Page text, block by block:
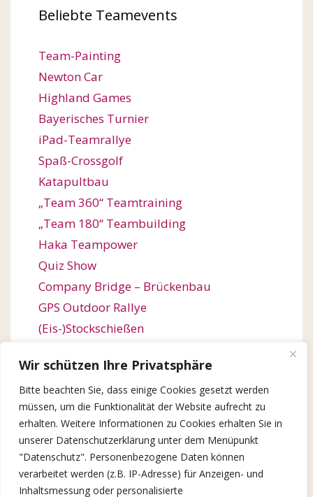
Wir schützen Ihre Privatsphäre
Bitte beachten Sie, dass einige Cookies gesetzt werden
müssen, um die Funktionalität der Website aufrecht zu
erhalten. Weitere Informationen zu Cookies erhalten Sie in
unserer Datenschutzerklärung unter dem Menüpunkt
"Datenschutz". Personenbezogene Daten können
verarbeitet werden (z.B. IP-Adresse) für Anzeigen- und
Inhaltsmessung oder personalisierte
Beliebte Teamevents
Team-Painting
Newton Car
Highland Games
Bayerisches Turnier
iPad-Teamrallye
Spaß-Crossgolf
Katapultbau
„Team 360“ Teamtraining
„Team 180“ Teambuilding
Haka Teampower
Quiz Show
Company Bridge – Brückenbau
GPS Outdoor Rallye
(Eis-)Stockschießen
Orienteering / Orientierungswanderung
Outdoor Team Challenge
Kugelbahn-Bau / Roller Coaster
Winter Games
X-Mas Quiz Show
Lebkuchen-Baumeister